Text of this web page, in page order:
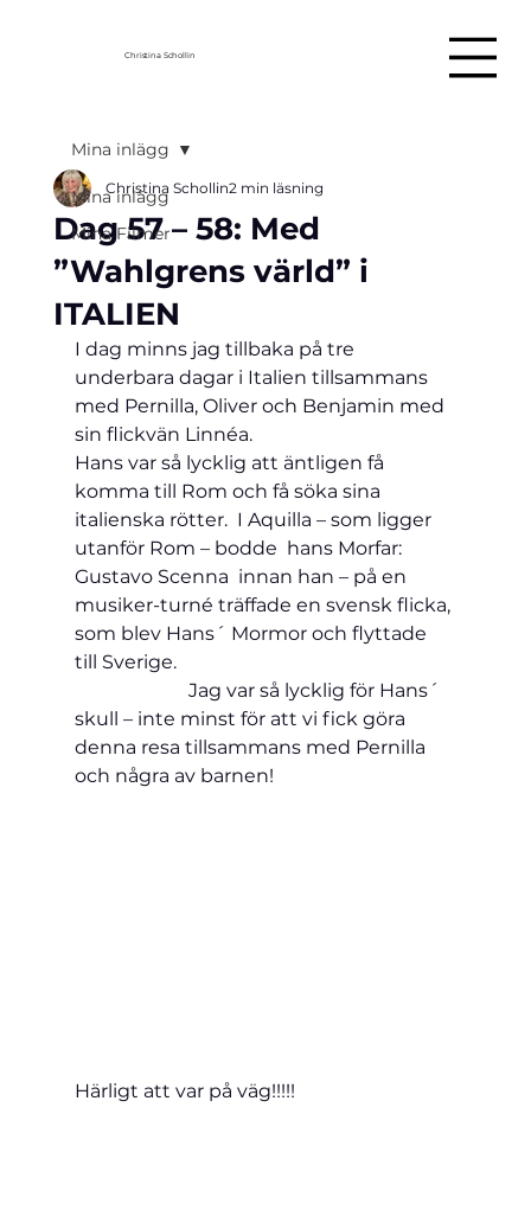
Christina Schollin
Mina inlägg
Mina Filmer
Mina inlägg
Dag 57 – 58: Med
”Wahlgrens värld” i
ITALIEN
Christina Schollin2 min läsning
I dag minns jag tillbaka på tre
underbara dagar i Italien tillsammans
med Pernilla, Oliver och Benjamin med
sin flickvän Linnéa.
Hans var så lycklig att äntligen få
komma till Rom och få söka sina
italienska rötter.  I Aquilla – som ligger
utanför Rom – bodde  hans Morfar:
Gustavo Scenna  innan han – på en
musiker-turné träffade en svensk flicka,
som blev Hans´ Mormor och flyttade
till Sverige.
Jag var så lycklig för Hans´
skull – inte minst för att vi fick göra
denna resa tillsammans med Pernilla
och några av barnen!
Härligt att var på väg!!!!!